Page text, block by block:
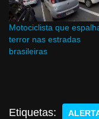
Motociclista que
terror nas estradas
brasileiras
Etiquetas: